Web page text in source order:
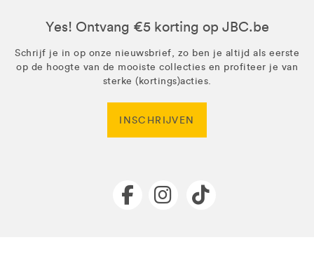
Yes! Ontvang €5 korting op JBC.be
Schrijf je in op onze nieuwsbrief, zo ben je altijd als eerste
op de hoogte van de mooiste collecties en profiteer je van
sterke (kortings)acties.
INSCHRIJVEN